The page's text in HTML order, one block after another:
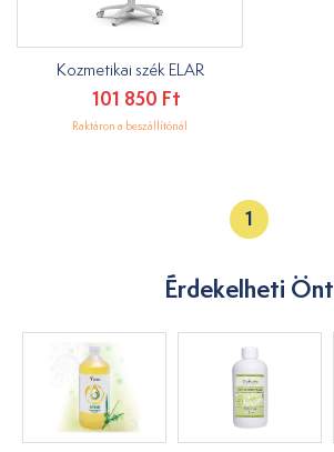
Kozmetikai szék ELAR
101 850 Ft
Raktáron a beszállítónál
1
Érdekelheti Önt